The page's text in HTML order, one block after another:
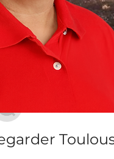
· 16 membros
Discussão Mídia